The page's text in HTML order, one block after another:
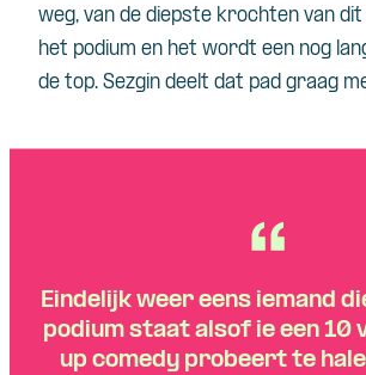
weg, van de diepste krochten van
het podium en het wordt een nog
de top. Sezgin deelt dat pad graag
Eindelijk weer eens iemand
podium staat alsof ie een
up comedy probeert te